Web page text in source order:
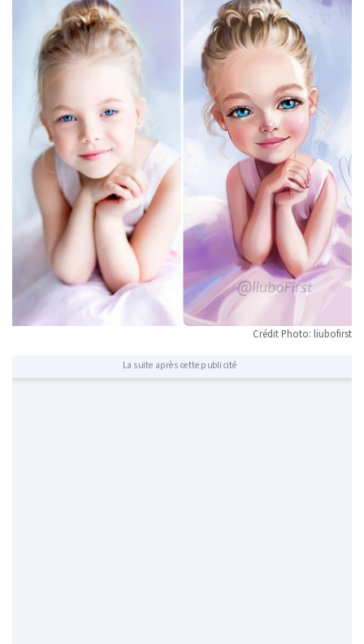
Crédit Photo: liubofirst
La suite après cette publicité